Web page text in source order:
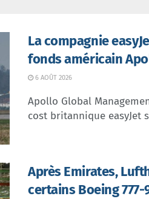
La compagnie
fonds américain
6 AOÛT 2026
Apollo Global
cost britannique easyJet
Après Emirates,
certains Boeing